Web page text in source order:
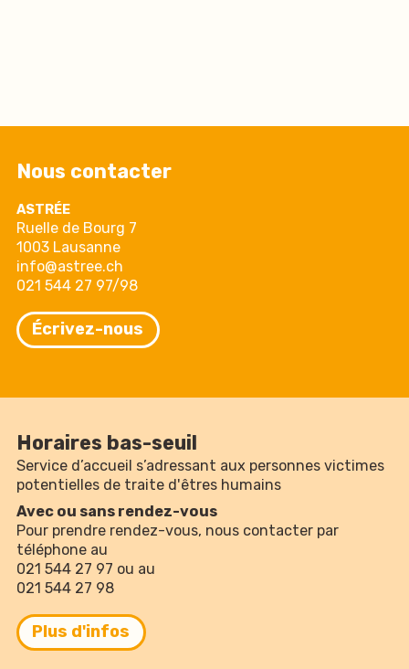
Nous contacter
ASTRÉE
Ruelle de Bourg 7
1003 Lausanne
info@astree.ch
021 544 27 97/98
Écrivez-nous
Horaires bas-seuil
Service d’accueil s’adressant aux personnes victimes
potentielles de traite d'êtres humains
Avec ou sans rendez-vous
Pour prendre rendez-vous, nous contacter par
téléphone au
021 544 27 97 ou au
021 544 27 98
Plus d'infos